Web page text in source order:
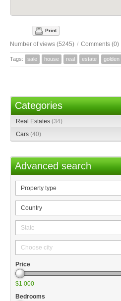
Print
Number of views (5245) / Comments (0)
Tags: sale house real estate golden
Categories
Real Estates (34)
Cars (40)
Advanced search
Property
type
Country
State
Choose
city
Price
$1 000
Bedrooms